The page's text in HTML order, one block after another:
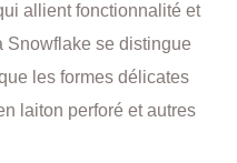
allient fonctionnalité et
Snowflake se distingue
les formes délicates
laiton perforé et autres